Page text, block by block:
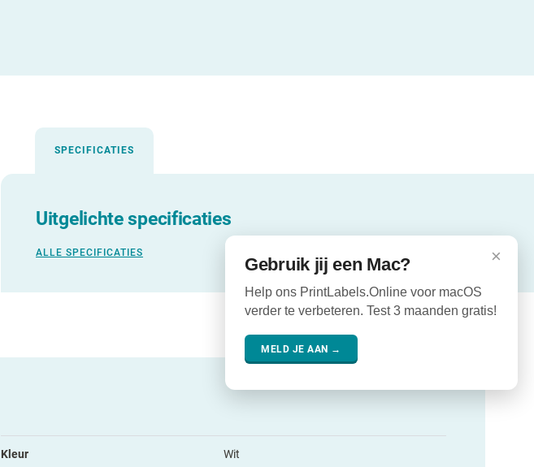
SPECIFICATIES
Uitgelichte specificaties
ALLE SPECIFICATIES
Kleur Wit
×
Gebruik jij een Mac?
Help ons PrintLabels.Online voor macOS
verder te verbeteren. Test 3 maanden gratis!
MELD JE AAN →